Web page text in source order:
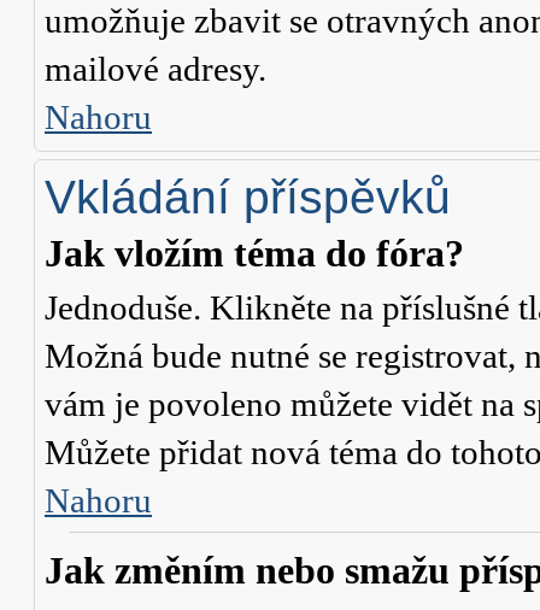
umožňuje zbavit se otravných
mailové adresy.
Nahoru
Vkládání příspěvků
Jak vložím téma do fóra?
Jednoduše. Klikněte na příslušné
Možná bude nutné se registrovat,
vám je povoleno můžete vidět na
Můžete přidat nová téma do
Nahoru
Jak změním nebo smažu